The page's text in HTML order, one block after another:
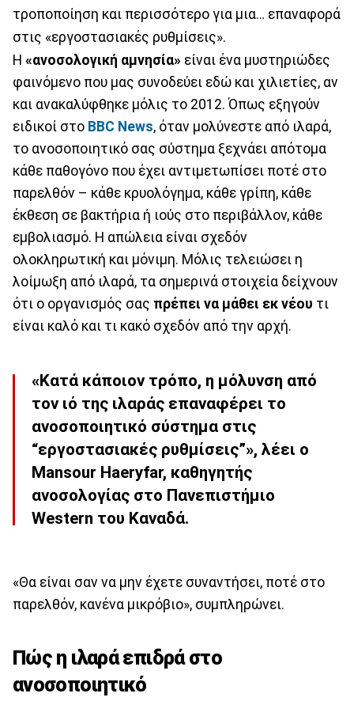
τροποποίηση και περισσότερο για μια… επαναφορά
στις «εργοστασιακές ρυθμίσεις».
H «ανοσολογική αμνησία» είναι ένα μυστηριώδες
φαινόμενο που μας συνοδεύει εδώ και χιλιετίες, αν
και ανακαλύφθηκε μόλις το 2012. Όπως εξηγούν
ειδικοί στο BBC News, όταν μολύνεστε από ιλαρά,
το ανοσοποιητικό σας σύστημα ξεχνάει απότομα
κάθε παθογόνο που έχει αντιμετωπίσει ποτέ στο
παρελθόν – κάθε κρυολόγημα, κάθε γρίπη, κάθε
έκθεση σε βακτήρια ή ιούς στο περιβάλλον, κάθε
εμβολιασμό. Η απώλεια είναι σχεδόν
ολοκληρωτική και μόνιμη. Μόλις τελειώσει η
λοίμωξη από ιλαρά, τα σημερινά στοιχεία δείχνουν
ότι ο οργανισμός σας πρέπει να μάθει εκ νέου τι
είναι καλό και τι κακό σχεδόν από την αρχή.
«Κατά κάποιον τρόπο, η μόλυνση από
τον ιό της ιλαράς επαναφέρει το
ανοσοποιητικό σύστημα στις
“εργοστασιακές ρυθμίσεις”», λέει ο
Mansour Haeryfar, καθηγητής
ανοσολογίας στο Πανεπιστήμιο
Western του Καναδά.
«Θα είναι σαν να μην έχετε συναντήσει, ποτέ στο
παρελθόν, κανένα μικρόβιο», συμπληρώνει.
Πώς η ιλαρά επιδρά στο
ανοσοποιητικό